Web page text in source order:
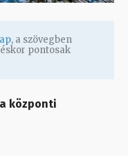
, a szövegben
pontosak
központi